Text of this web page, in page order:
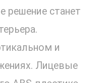
решение станет
и
Лицевые